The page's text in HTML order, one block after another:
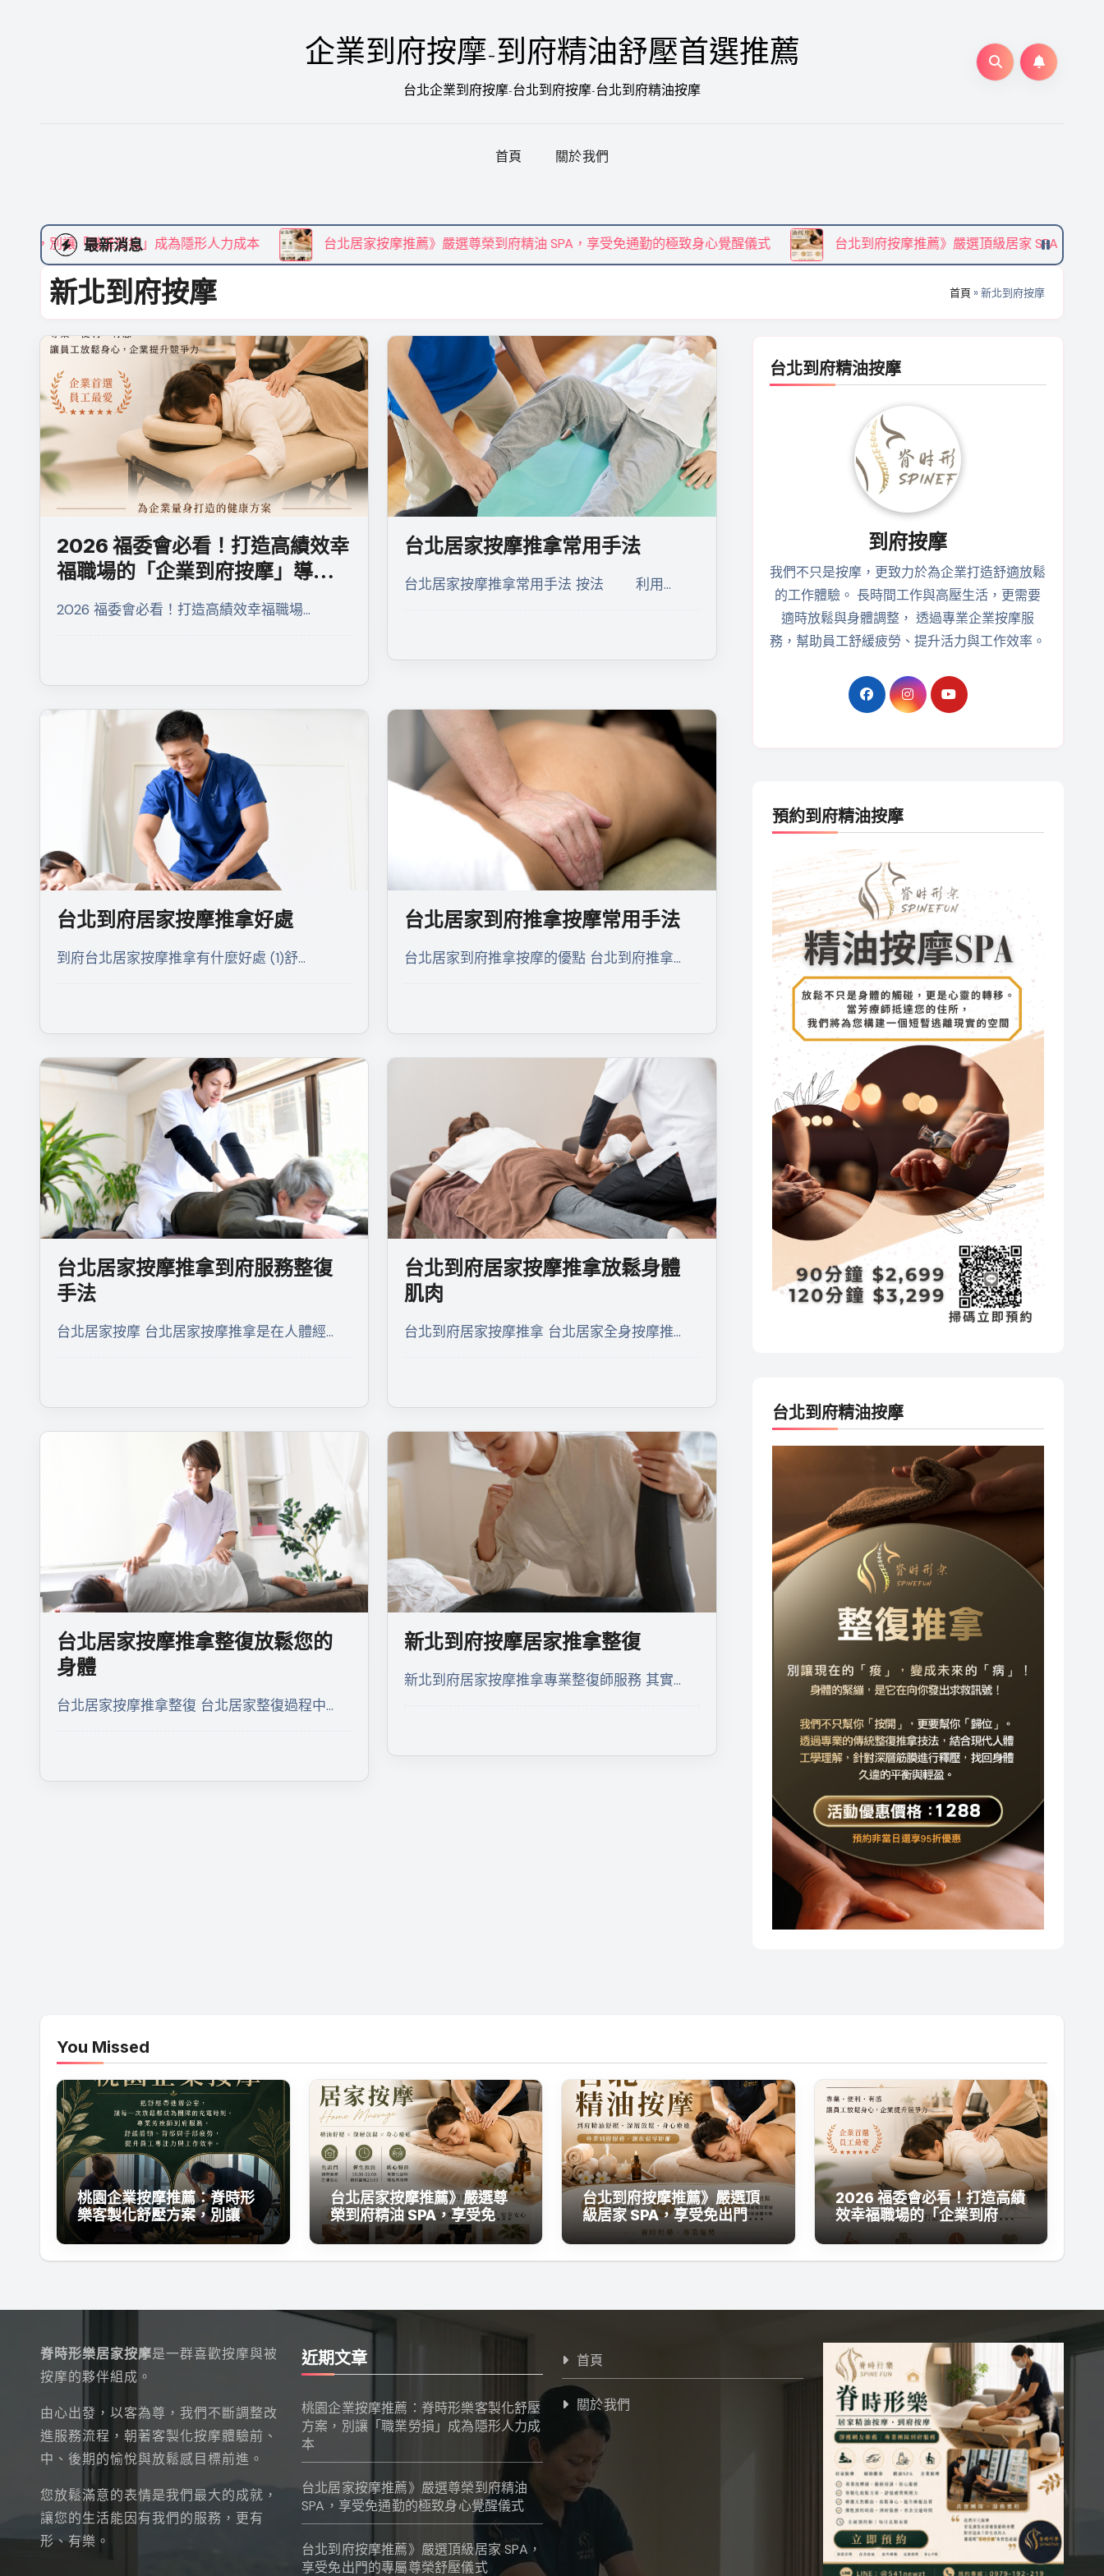
企業到府按摩-到府精油舒壓首選推薦
台北企業到府按摩-台北到府按摩-台北到府精油按摩
首頁 關於我們
最新消息
勞損」成為隱形人力成本 台北居家按摩推薦》嚴選尊榮到府精油 SPA，享受免通勤的極致身心覺醒儀式 台北到府按摩推薦》嚴選頂級居家 SPA，享受免出門的專屬尊
新北到府按摩 首頁 »新北到府按摩
2026 福委會必看！打造高績效幸
福職場的「企業到府按摩」導入
指南
2026 福委會必看！打造高績效幸福職場…
台北居家按摩推拿常用手法
台北居家按摩推拿常用手法 按法 利用…
台北到府居家按摩推拿好處
到府台北居家按摩推拿有什麼好處 (1)舒…
台北居家到府推拿按摩常用手法
台北居家到府推拿按摩的優點 台北到府推拿…
台北居家按摩推拿到府服務整復
手法
台北居家按摩 台北居家按摩推拿是在人體經…
台北到府居家按摩推拿放鬆身體
肌肉
台北到府居家按摩推拿 台北居家全身按摩推…
台北居家按摩推拿整復放鬆您的
身體
台北居家按摩推拿整復 台北居家整復過程中…
新北到府按摩居家推拿整復
新北到府居家按摩推拿專業整復師服務 其實…
台北到府精油按摩
到府按摩
我們不只是按摩，更致力於為企業打造舒適放鬆
的工作體驗。 長時間工作與高壓生活，更需要
適時放鬆與身體調整， 透過專業企業按摩服
務，幫助員工舒緩疲勞、提升活力與工作效率。
預約到府精油按摩
台北到府精油按摩
You Missed
桃園企業按摩推薦：脊時形
樂客製化舒壓方案，別讓
「職業勞損」成為隱形人力
成本
台北居家按摩推薦》嚴選尊
榮到府精油 SPA，享受免通
勤的極致身心覺醒儀式
台北到府按摩推薦》嚴選頂
級居家 SPA，享受免出門的
專屬尊榮舒壓儀式
2026 福委會必看！打造高績
效幸福職場的「企業到府按
摩」導入指南
脊時形樂居家按摩是一群喜歡按摩與被
按摩的夥伴組成。
由心出發，以客為尊，我們不斷調整改
進服務流程，朝著客製化按摩體驗前、
中、後期的愉悅與放鬆感目標前進。
您放鬆滿意的表情是我們最大的成就，
讓您的生活能因有我們的服務，更有
形、有樂。
近期文章
桃園企業按摩推薦：脊時形樂客製化舒壓
方案，別讓「職業勞損」成為隱形人力成
本
台北居家按摩推薦》嚴選尊榮到府精油
SPA，享受免通勤的極致身心覺醒儀式
台北到府按摩推薦》嚴選頂級居家 SPA，
享受免出門的專屬尊榮舒壓儀式
首頁
關於我們